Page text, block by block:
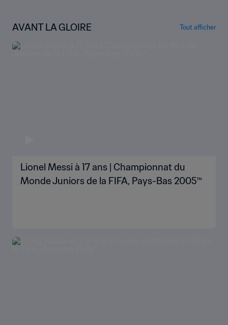
AVANT LA GLOIRE Tout afficher
Lionel Messi à 17 ans | Championnat du
Monde Juniors de la FIFA, Pays-Bas 2005™